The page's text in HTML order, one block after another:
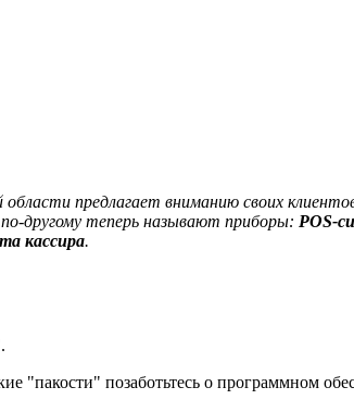
предлагает вниманию своих
по-другому теперь называют приборы: POS-
кассира.
"пакости" позаботьтесь о программном